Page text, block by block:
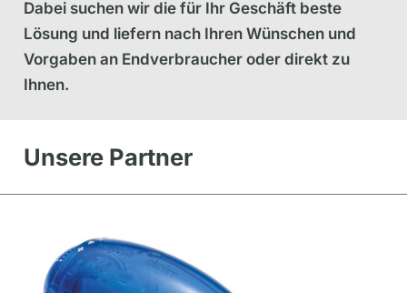
Dabei suchen wir die für Ihr Geschäft beste
Lösung und liefern nach Ihren Wünschen und
Vorgaben an Endverbraucher oder direkt zu
Ihnen.
Unsere Partner